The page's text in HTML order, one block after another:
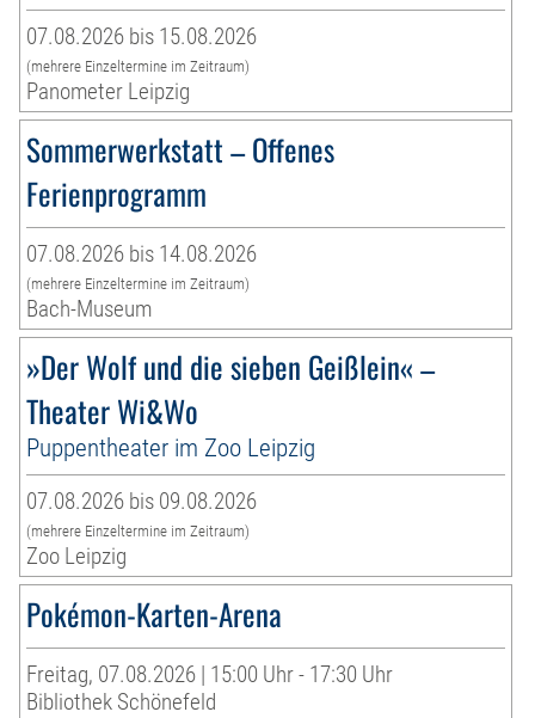
07.08.2026 bis 15.08.2026
(mehrere Einzeltermine im Zeitraum)
Panometer Leipzig
Sommerwerkstatt – Offenes
Ferienprogramm
07.08.2026 bis 14.08.2026
(mehrere Einzeltermine im Zeitraum)
Bach-Museum
»Der Wolf und die sieben Geißlein« –
Theater Wi&Wo
Puppentheater im Zoo Leipzig
07.08.2026 bis 09.08.2026
(mehrere Einzeltermine im Zeitraum)
Zoo Leipzig
Pokémon-Karten-Arena
Freitag, 07.08.2026 | 15:00 Uhr - 17:30 Uhr
Bibliothek Schönefeld